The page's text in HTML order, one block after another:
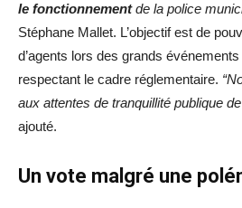
le fonctionnementde la police
Stéphane Mallet. L’objectif est de
d’agents lors des grands
respectant le cadre réglementaire.
aux attentes de tranquillité publique
ajouté.
Un vote malgré une